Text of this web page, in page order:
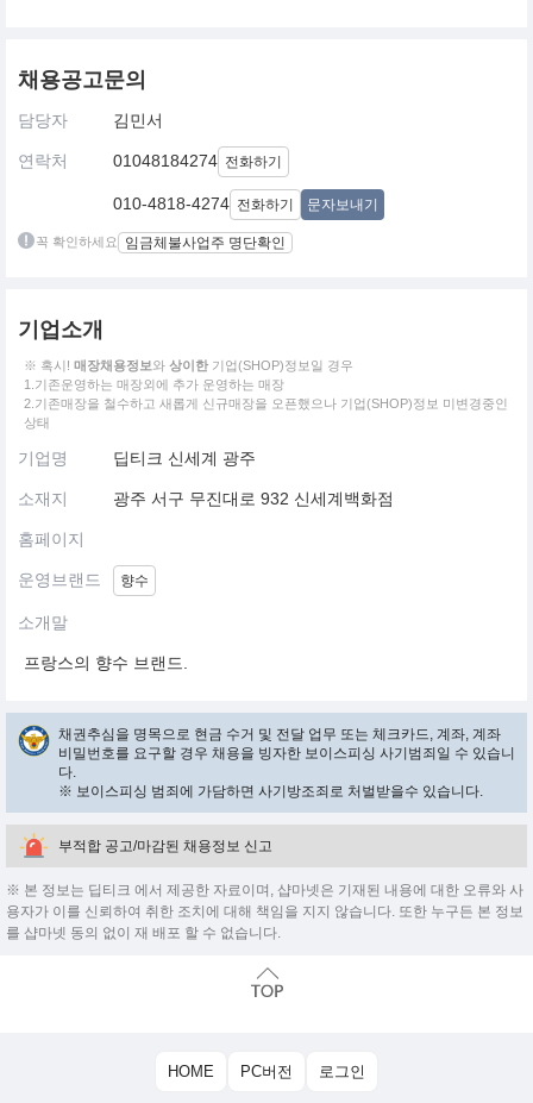
채용공고문의
담당자 김민서
연락처 01048184274 전화하기
010-4818-4274 전화하기 문자보내기
꼭 확인하세요 임금체불사업주 명단확인
기업소개
※ 혹시! 매장채용정보와 상이한 기업(SHOP)정보일 경우
1.기존운영하는 매장외에 추가 운영하는 매장
2.기존매장을 철수하고 새롭게 신규매장을 오픈했으나 기업(SHOP)정보 미변경중인
상태
기업명 딥티크 신세계 광주
소재지 광주 서구 무진대로 932 신세계백화점
홈페이지
운영브랜드 향수
소개말
프랑스의 향수 브랜드.
채권추심을 명목으로 현금 수거 및 전달 업무 또는 체크카드, 계좌, 계좌
비밀번호를 요구할 경우 채용을 빙자한 보이스피싱 사기범죄일 수 있습니
다.
※ 보이스피싱 범죄에 가담하면 사기방조죄로 처벌받을수 있습니다.
부적합 공고/마감된 채용정보 신고
※ 본 정보는 딥티크 에서 제공한 자료이며, 샵마넷은 기재된 내용에 대한 오류와 사
용자가 이를 신뢰하여 취한 조치에 대해 책임을 지지 않습니다. 또한 누구든 본 정보
를 샵마넷 동의 없이 재 배포 할 수 없습니다.
HOME PC버전 로그인